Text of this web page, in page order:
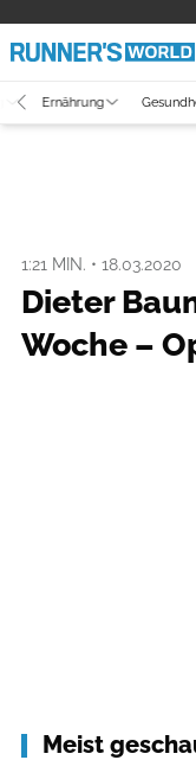
Ernährung
1:21 MIN. • 18.03.2020
Dieter
Woche –
Meist